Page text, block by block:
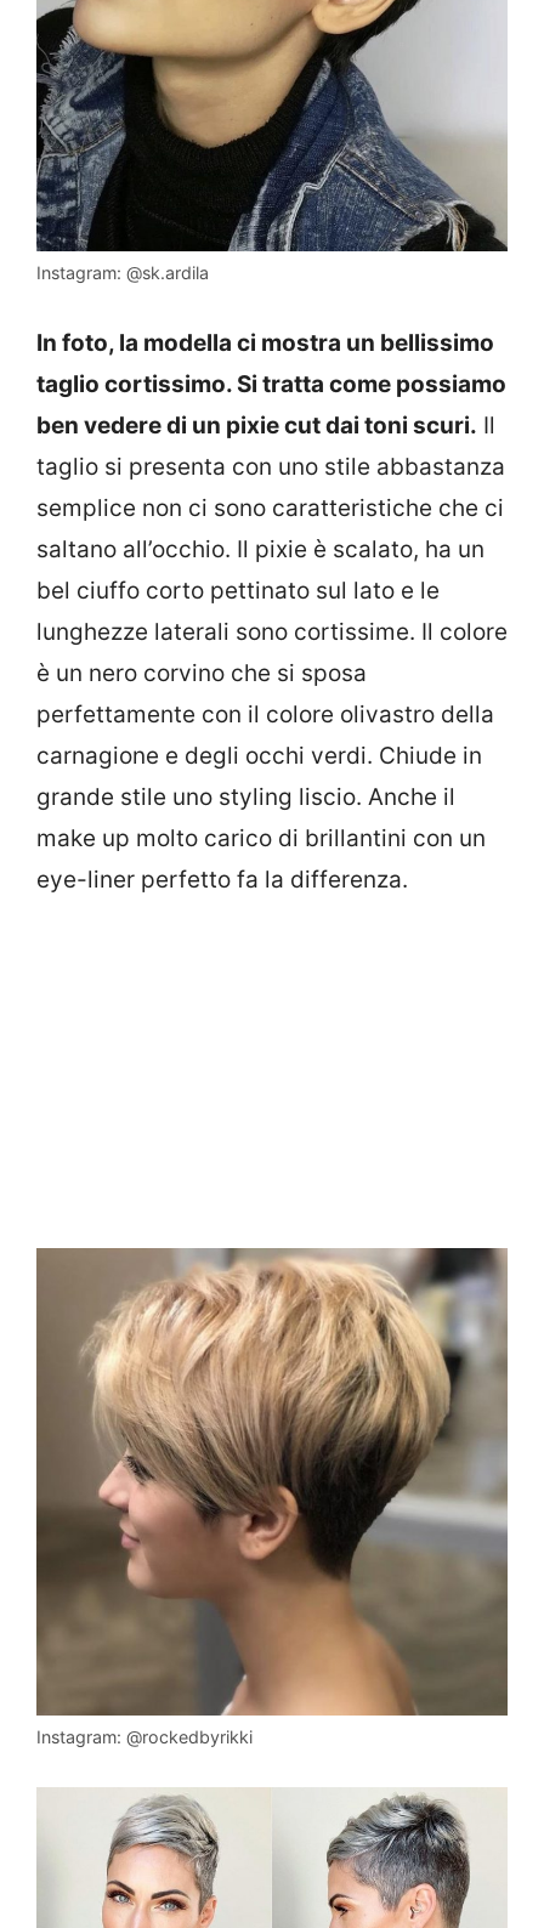
Instagram: @sk.ardila
In foto, la modella ci mostra un bellissimo
taglio cortissimo. Si tratta come possiamo
ben vedere di un pixie cut dai toni scuri. Il
taglio si presenta con uno stile abbastanza
semplice non ci sono caratteristiche che ci
saltano all’occhio. Il pixie è scalato, ha un
bel ciuffo corto pettinato sul lato e le
lunghezze laterali sono cortissime. Il colore
è un nero corvino che si sposa
perfettamente con il colore olivastro della
carnagione e degli occhi verdi. Chiude in
grande stile uno styling liscio. Anche il
make up molto carico di brillantini con un
eye-liner perfetto fa la differenza.
Instagram: @rockedbyrikki